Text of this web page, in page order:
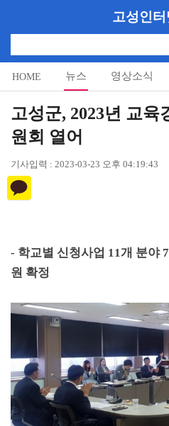
고성인
HOME 뉴스 영상소식
알림마당
고성군, 2023년 교육
원회 열어
기사입력 : 2023-03-23 오후 04:19:43
- 학교별 신청사업 11개 분야
원 확정